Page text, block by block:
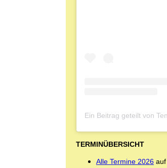
Ein Beitrag geteilt von
TERMINÜBERSICHT
Alle Termine 2026